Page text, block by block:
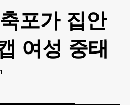
포가 집안
여성 중태